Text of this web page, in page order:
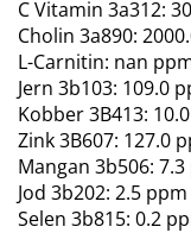
C Vitamin 3a312:
Cholin 3a890:
L-Carnitin: nan
Jern 3b103: 109.0
Kobber 3B413:
Zink 3B607: 127.0
Mangan 3b506:
Jod 3b202: 2.5 ppm
Selen 3b815: 0.2